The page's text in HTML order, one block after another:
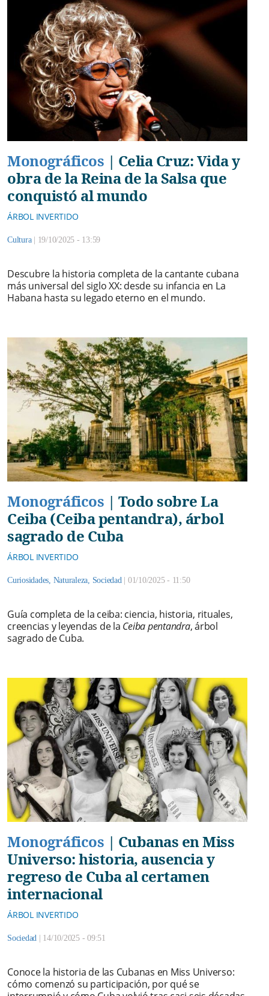
Monográficos | Celia Cruz: Vida y
obra de la Reina de la Salsa que
conquistó al mundo
ÁRBOL INVERTIDO
Cultura | 19/10/2025 - 13:59
Descubre la historia completa de la cantante cubana
más universal del siglo XX: desde su infancia en La
Habana hasta su legado eterno en el mundo.
Monográficos | Todo sobre La
Ceiba (Ceiba pentandra), árbol
sagrado de Cuba
ÁRBOL INVERTIDO
Curiosidades Naturaleza Sociedad | 01/10/2025 - 11:50
Guía completa de la ceiba: ciencia, historia, rituales,
creencias y leyendas de la Ceiba pentandra, árbol
sagrado de Cuba.
Monográficos | Cubanas en Miss
Universo: historia, ausencia y
regreso de Cuba al certamen
internacional
ÁRBOL INVERTIDO
Sociedad | 14/10/2025 - 09:51
Conoce la historia de las Cubanas en Miss Universo:
cómo comenzó su participación, por qué se